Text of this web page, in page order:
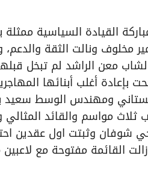
القيادة السياسية
مخلوف ونالت الثقة
معن الراشد لم تبخل
أغلب أبنائها
ومهندس الوسط سعيد
مواسم والقائد المثالي
شوفان وثبتت اول عقدين
القائمة مفتوحة مع